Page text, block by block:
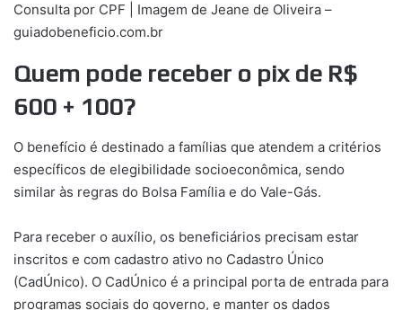
Consulta por CPF | Imagem de Jeane de Oliveira –
guiadobeneficio.com.br
Quem pode receber o pix de R$
600 + 100?
O benefício é destinado a famílias que atendem a critérios
específicos de elegibilidade socioeconômica, sendo
similar às regras do Bolsa Família e do Vale-Gás.
Para receber o auxílio, os beneficiários precisam estar
inscritos e com cadastro ativo no Cadastro Único
(CadÚnico). O CadÚnico é a principal porta de entrada para
programas sociais do governo, e manter os dados